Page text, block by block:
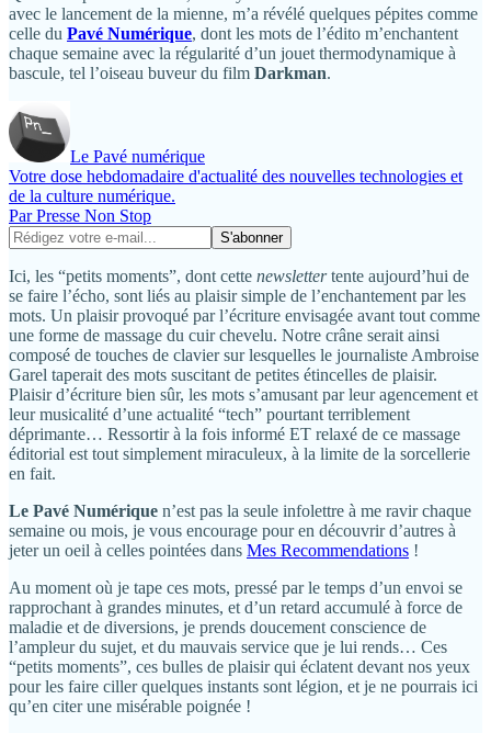
avec le lancement de la mienne, m’a révélé quelques pépites comme
celle du Pavé Numérique, dont les mots de l’édito m’enchantent
chaque semaine avec la régularité d’un jouet thermodynamique à
bascule, tel l’oiseau buveur du film Darkman.
Le Pavé numérique
Votre dose hebdomadaire d'actualité des nouvelles technologies et
de la culture numérique.
Par Presse Non Stop
Ici, les “petits moments”, dont cette newslettertente aujourd’hui de
se faire l’écho, sont liés au plaisir simple de l’enchantement par les
mots. Un plaisir provoqué par l’écriture envisagée avant tout comme
une forme de massage du cuir chevelu. Notre crâne serait ainsi
composé de touches de clavier sur lesquelles le journaliste Ambroise
Garel taperait des mots suscitant de petites étincelles de plaisir.
Plaisir d’écriture bien sûr, les mots s’amusant par leur agencement et
leur musicalité d’une actualité “tech” pourtant terriblement
déprimante… Ressortir à la fois informé ET relaxé de ce massage
éditorial est tout simplement miraculeux, à la limite de la sorcellerie
en fait.
Le Pavé Numérique n’est pas la seule infolettre à me ravir chaque
semaine ou mois, je vous encourage pour en découvrir d’autres à
jeter un oeil à celles pointées dans Mes Recommendations !
Au moment où je tape ces mots, pressé par le temps d’un envoi se
rapprochant à grandes minutes, et d’un retard accumulé à force de
maladie et de diversions, je prends doucement conscience de
l’ampleur du sujet, et du mauvais service que je lui rends… Ces
“petits moments”, ces bulles de plaisir qui éclatent devant nos yeux
pour les faire ciller quelques instants sont légion, et je ne pourrais ici
qu’en citer une misérable poignée !